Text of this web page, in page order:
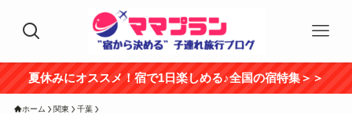
夏休みにオススメ！宿で1日楽しめる♪全国の宿特集＞＞
ホーム 関東 千葉